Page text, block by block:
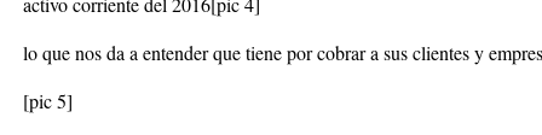
lo que nos da a entender que tiene por cobrar a sus clientes y
[pic 5]